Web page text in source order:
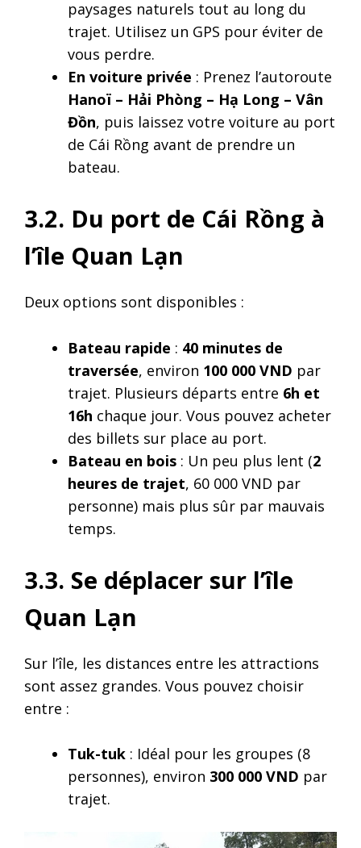
paysages naturels tout au long du
trajet. Utilisez un GPS pour éviter de
vous perdre.
En voiture privée : Prenez l’autoroute
Hanoï – Hải Phòng – Hạ Long – Vân
Đồn, puis laissez votre voiture au port
de Cái Rồng avant de prendre un
bateau.
3.2. Du port de Cái Rồng à
l’île Quan Lạn
Deux options sont disponibles :
Bateau rapide : 40 minutes de
traversée, environ 100 000 VND par
trajet. Plusieurs départs entre 6h et
16h chaque jour. Vous pouvez acheter
des billets sur place au port.
Bateau en bois : Un peu plus lent (2
heures de trajet, 60 000 VND par
personne) mais plus sûr par mauvais
temps.
3.3. Se déplacer sur l’île
Quan Lạn
Sur l’île, les distances entre les attractions
sont assez grandes. Vous pouvez choisir
entre :
Tuk-tuk : Idéal pour les groupes (8
personnes), environ 300 000 VND par
trajet.